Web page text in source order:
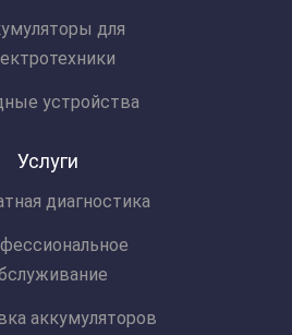
для
устройства
Услуги
диагностика
аккумуляторов